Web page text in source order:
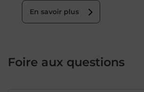
En savoir plus
Foire aux questions